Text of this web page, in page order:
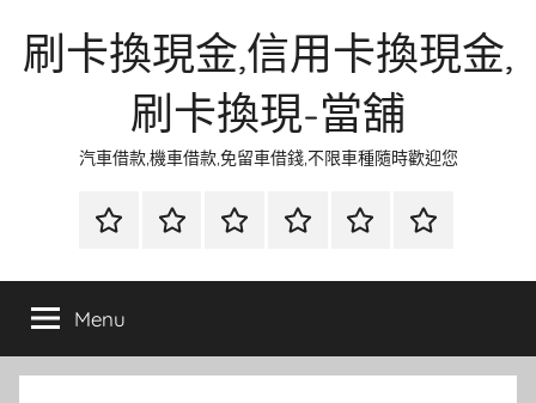
刷卡換現金,信用卡換現金,
刷卡換現-當舖
汽車借款,機車借款,免留車借錢,不限車種隨時歡迎您
首
當
金
網
資
流
時
環
清
聯
徵
Menu